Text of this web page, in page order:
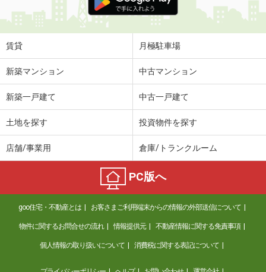
価 格
4.70万円
住 所
茨城県鹿嶋市大字宮中
専有面積
茨城県取手市白山２
5.60万円
茨城県つくば市高野
5.40万円
住 所
茨城県つくば市高野
専有面積 46.94m²
間取り
1LDK
茨城県結城市大字結城
賃貸 月極駐車場
新築マンション 中古マンション
新築一戸建て 中古一戸建て
土地を探す 投資物件を探す
店舗/事業用 倉庫/トランクルーム
PC版へ
goo住宅・不動産とは お客さまご利用端末からの情報の外部送信について
物件に関するお問合せの流れ 情報提供元 不動産情報に関する免責事項
個人情報の取り扱いについて 消費税に関する表記について